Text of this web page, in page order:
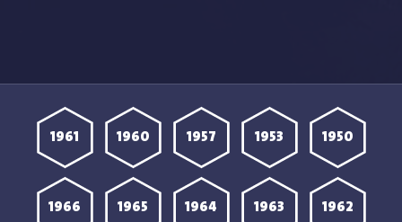
1950
1953
1957
1960
1961
1962
1963
1964
1965
1966